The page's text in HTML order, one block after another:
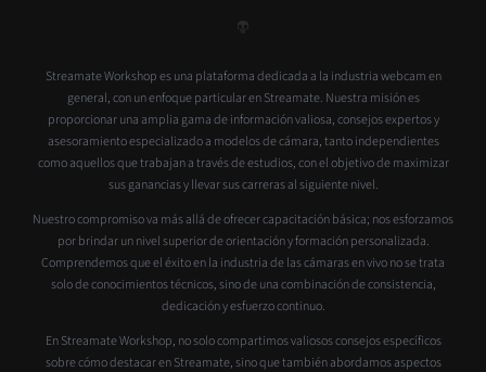
Streamate Workshop es una plataforma dedicada a la industria webcam en
general, con un enfoque particular en Streamate. Nuestra misión es
proporcionar una amplia gama de información valiosa, consejos expertos y
asesoramiento especializado a modelos de cámara, tanto independientes
como aquellos que trabajan a través de estudios, con el objetivo de maximizar
sus ganancias y llevar sus carreras al siguiente nivel.
Nuestro compromiso va más allá de ofrecer capacitación básica; nos esforzamos
por brindar un nivel superior de orientación y formación personalizada.
Comprendemos que el éxito en la industria de las cámaras en vivo no se trata
solo de conocimientos técnicos, sino de una combinación de consistencia,
dedicación y esfuerzo continuo.
En Streamate Workshop, no solo compartimos valiosos consejos específicos
sobre cómo destacar en Streamate, sino que también abordamos aspectos